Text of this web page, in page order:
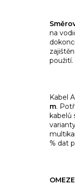
na
použití.
Kabel
m.
kabelů
% dat